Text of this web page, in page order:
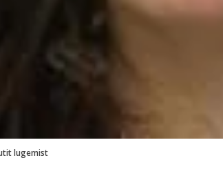
lugemist